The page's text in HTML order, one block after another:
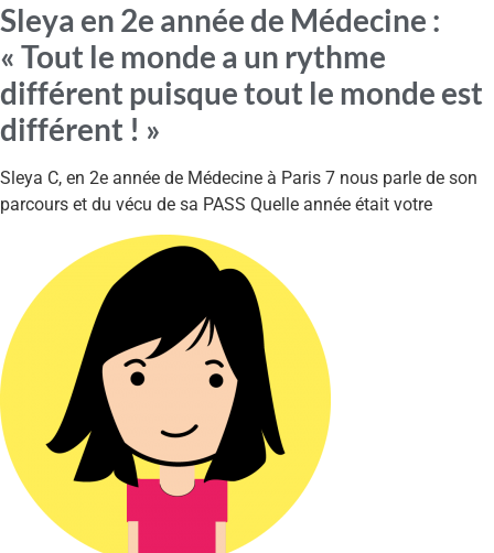
Sleya en 2e année de Médecine :
« Tout le monde a un rythme
différent puisque tout le monde est
différent ! »
Sleya C, en 2e année de Médecine à Paris 7 nous parle de son
parcours et du vécu de sa PASS Quelle année était votre